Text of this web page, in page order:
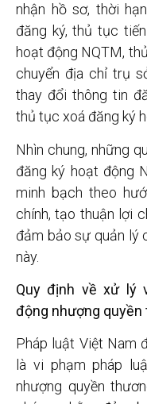
nhận hồ sơ, thời
đăng ký, thủ tục
hoạt động NQTM,
chuyển địa chỉ trụ
thay đổi thông tin
thủ tục xoá đăng ký
Nhìn chung, những
đăng ký hoạt động
minh bạch theo
chính, tạo thuận lợi
đảm bảo sự quản lý
này.
Quy định về xử lý
động nhượng quyền
Pháp luật Việt Nam
là vi phạm pháp
nhượng quyền